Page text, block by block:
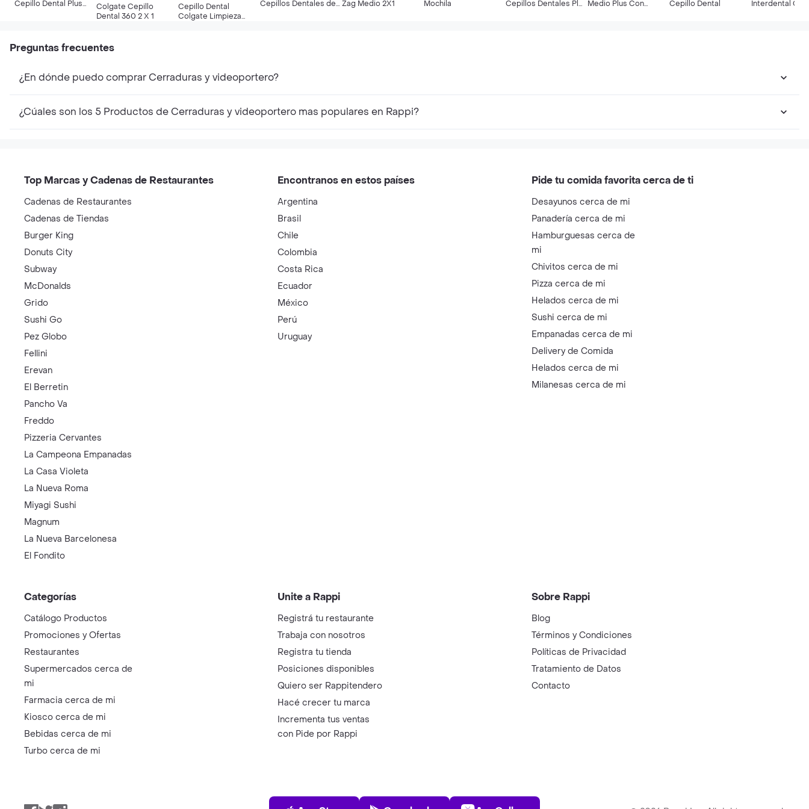
Cepillo Dental Plus
Colgate Cepillo
Dental 360 2 X 1
Cepillo Dental
Colgate Limpieza
Cepillos Dentales de
Zag Medio 2X1 Mochila
Cepillos Dentales Plus
Medio Plus Con
Cepillo Dental
Interdental
Preguntas frecuentes
¿En dónde puedo comprar Cerraduras y videoportero?
¿Cúales son los 5 Productos de Cerraduras y videoportero mas populares en Rappi?
Top Marcas y Cadenas de Restaurantes
Cadenas de Restaurantes
Cadenas de Tiendas
Burger King
Donuts City
Subway
McDonalds
Grido
Sushi Go
Pez Globo
Fellini
Erevan
El Berretin
Pancho Va
Freddo
Pizzeria Cervantes
La Campeona Empanadas
La Casa Violeta
La Nueva Roma
Miyagi Sushi
Magnum
La Nueva Barcelonesa
El Fondito
Encontranos en estos países
Argentina
Brasil
Chile
Colombia
Costa Rica
Ecuador
México
Perú
Uruguay
Pide tu comida favorita cerca de ti
Desayunos cerca de mi
Panadería cerca de mi
Hamburguesas cerca de
mi
Chivitos cerca de mi
Pizza cerca de mi
Helados cerca de mi
Sushi cerca de mi
Empanadas cerca de mi
Delivery de Comida
Helados cerca de mi
Milanesas cerca de mi
Categorías
Catálogo Productos
Promociones y Ofertas
Restaurantes
Supermercados cerca de
mi
Farmacia cerca de mi
Kiosco cerca de mi
Bebidas cerca de mi
Turbo cerca de mi
Unite a Rappi
Registrá tu restaurante
Trabaja con nosotros
Registra tu tienda
Posiciones disponibles
Quiero ser Rappitendero
Hacé crecer tu marca
Incrementa tus ventas
con Pide por Rappi
Sobre Rappi
Blog
Términos y Condiciones
Políticas de Privacidad
Tratamiento de Datos
Contacto
App Store Play Store AppGallery